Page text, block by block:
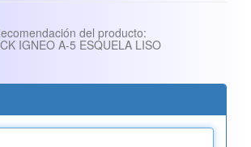
del producto:
IGNEO A-5 ESQUELA LISO